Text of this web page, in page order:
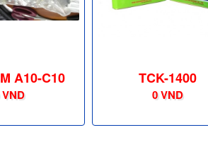
A10-C10 TCK-1400
0 VND